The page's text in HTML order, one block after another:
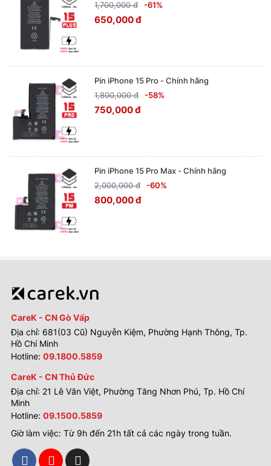
1,700,000 đ
-61%
650,000 đ
Pin iPhone 15 Pro - Chính hãng
1,800,000 đ
-58%
750,000 đ
Pin iPhone 15 Pro Max - Chính hãng
2,000,000 đ
-60%
800,000 đ
CareK - CN Gò Vấp
Địa chỉ: 681(03 Cũ) Nguyễn Kiệm, Phường Hạnh Thông, Tp.
Hồ Chí Minh
Hotline: 09.1800.5859
CareK - CN Thủ Đức
Địa chỉ: 21 Lê Văn Việt, Phường Tăng Nhơn Phú, Tp. Hồ Chí
Minh
Hotline: 09.1500.5859
Giờ làm việc: Từ 9h đến 21h tất cả các ngày trong tuần.